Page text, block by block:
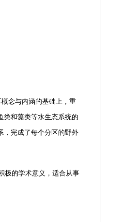
念与内涵的基础上，重
类和藻类等水生态系统的
，完成了每个分区的野外
极的学术意义，适合从事